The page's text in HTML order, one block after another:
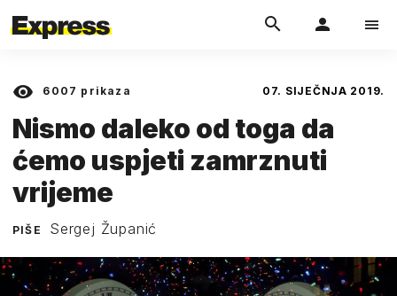
6007 prikaza 07. SIJEČNJA 2019.
Nismo daleko od toga da
ćemo uspjeti zamrznuti
vrijeme
PIŠE Sergej Županić